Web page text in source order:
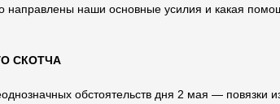
направлены наши основные усилия и какая
СКОТЧА
обстоятельств дня 2 мая — повязки